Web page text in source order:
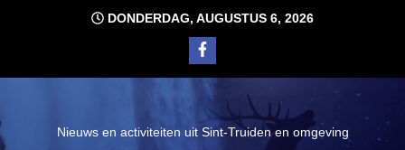
DONDERDAG, AUGUSTUS 6, 2026
Nieuws en activiteiten uit Sint-Truiden en omgeving